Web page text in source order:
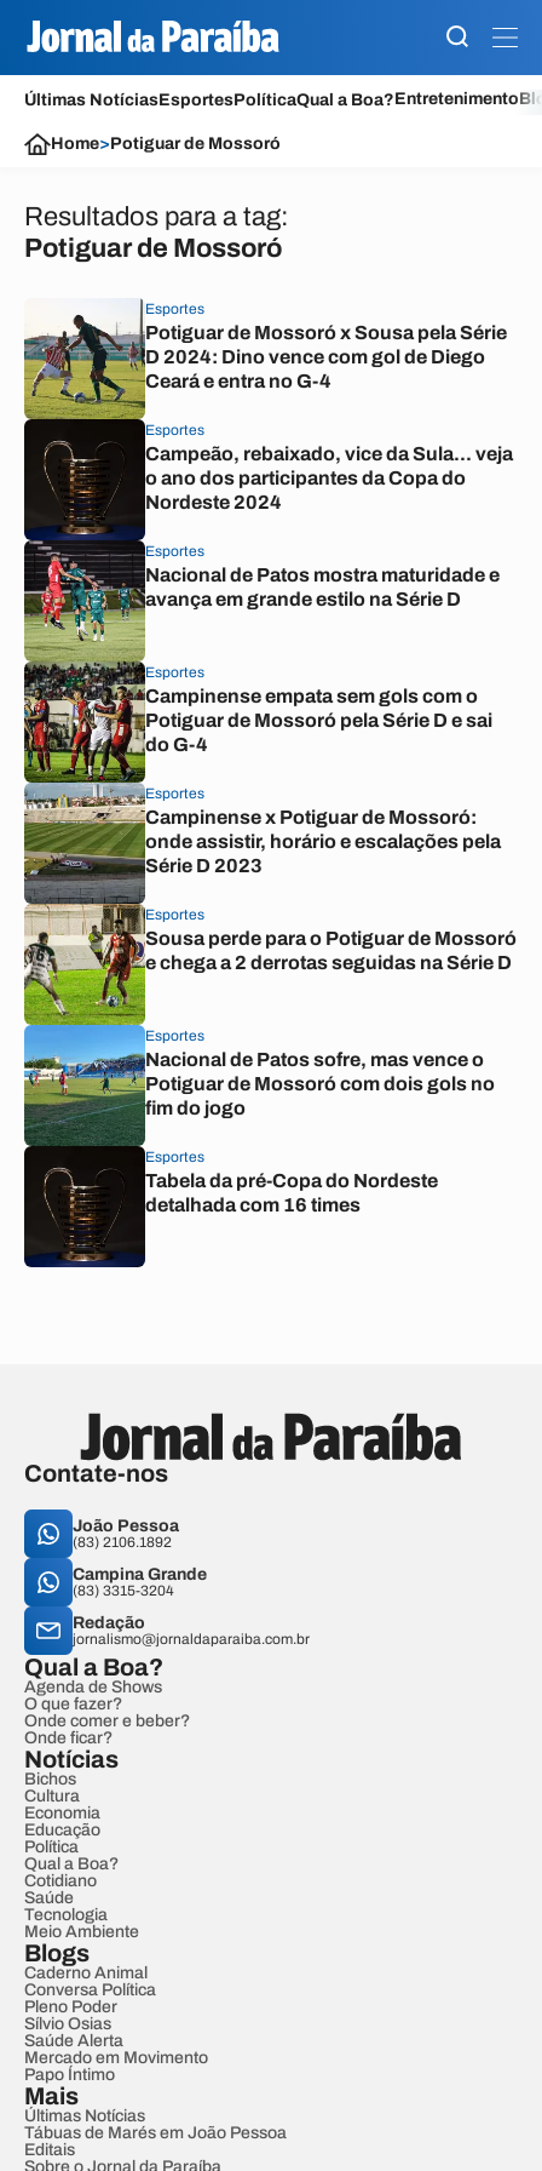
Últimas NotíciasEsportesPolíticaQual a Boa?Entretenimento
Home>Potiguar de Mossoró
Resultados para a tag:
Potiguar de Mossoró
Esportes
Potiguar de Mossoró x Sousa pela Série
D 2024: Dino vence com gol de Diego
Ceará e entra no G-4
Esportes
Campeão, rebaixado, vice da Sula... veja
o ano dos participantes da Copa do
Nordeste 2024
Esportes
Nacional de Patos mostra maturidade e
avança em grande estilo na Série D
Esportes
Campinense empata sem gols com o
Potiguar de Mossoró pela Série D e sai
do G-4
Esportes
Campinense x Potiguar de Mossoró:
onde assistir, horário e escalações pela
Série D 2023
Esportes
Sousa perde para o Potiguar de Mossoró
e chega a 2 derrotas seguidas na Série D
Esportes
Nacional de Patos sofre, mas vence o
Potiguar de Mossoró com dois gols no
fim do jogo
Esportes
Tabela da pré-Copa do Nordeste
detalhada com 16 times
Contate-nos
João Pessoa
(83) 2106.1892
Campina Grande
(83) 3315-3204
Redação
jornalismo@jornaldaparaiba.com.br
Qual a Boa?
Agenda de Shows
O que fazer?
Onde comer e beber?
Onde ficar?
Notícias
Bichos
Cultura
Economia
Educação
Política
Qual a Boa?
Cotidiano
Saúde
Tecnologia
Meio Ambiente
Blogs
Caderno Animal
Conversa Política
Pleno Poder
Sílvio Osias
Saúde Alerta
Mercado em Movimento
Papo Íntimo
Mais
Últimas Notícias
Tábuas de Marés em João Pessoa
Editais
Sobre o Jornal da Paraíba